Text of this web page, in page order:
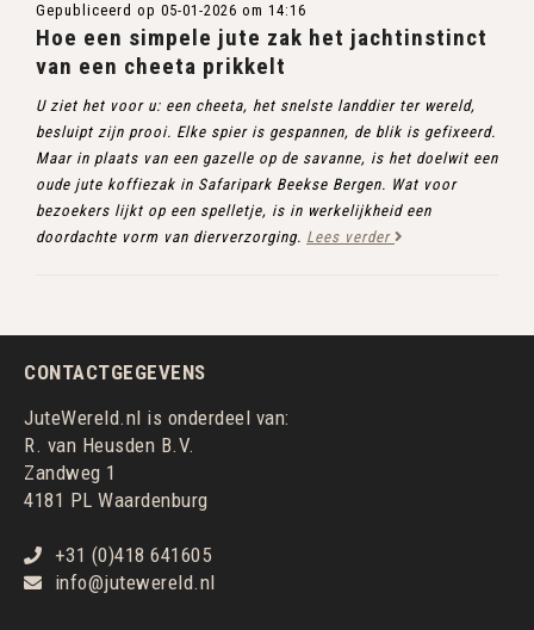
Gepubliceerd op 05-01-2026 om 14:16
Hoe een simpele jute zak het jachtinstinct
van een cheeta prikkelt
U ziet het voor u: een cheeta, het snelste landdier ter wereld,
besluipt zijn prooi. Elke spier is gespannen, de blik is gefixeerd.
Maar in plaats van een gazelle op de savanne, is het doelwit een
oude jute koffiezak in Safaripark Beekse Bergen. Wat voor
bezoekers lijkt op een spelletje, is in werkelijkheid een
doordachte vorm van dierverzorging. Lees verder
CONTACTGEGEVENS
JuteWereld.nl is onderdeel van:
R. van Heusden B.V.
Zandweg 1
4181 PL Waardenburg
+31 (0)418 641605
info@jutewereld.nl